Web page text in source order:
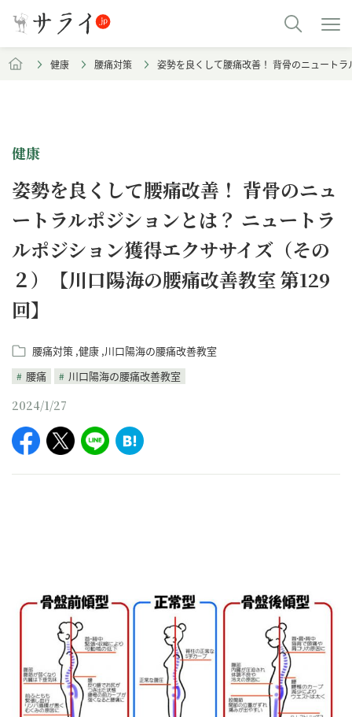
健康 腰痛対策 姿勢を良くして腰痛改善！ 背骨のニュート
健康
姿勢を良くして腰痛改善！ 背骨のニュ
ートラルポジションとは？ ニュートラ
ルポジション獲得エクササイズ（その
２）【川口陽海の腰痛改善教室 第129
回】
腰痛対策 健康 川口陽海の腰痛改善教室
腰痛
川口陽海の腰痛改善教室
2024/1/27